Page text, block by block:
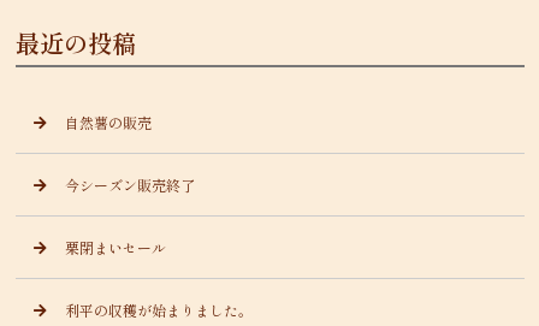
最近の投稿
自然薯の販売
今シーズン販売終了
栗閉まいセール
利平の収穫が始まりました。